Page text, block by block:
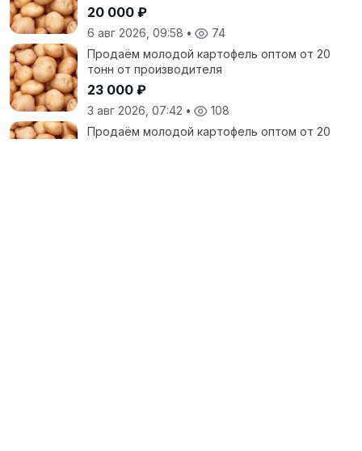
20 000 ₽
6 авг 2026, 09:58 •
74
Продаём молодой картофель оптом от 20
тонн от производителя
23 000 ₽
3 авг 2026, 07:42 •
108
Продаём молодой картофель оптом от 20